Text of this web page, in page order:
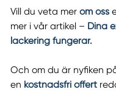
Vill du veta mer om oss
mer i vår artikel – Dina
lackering fungerar.
Och om du är nyfiken
en kostnadsfri offert